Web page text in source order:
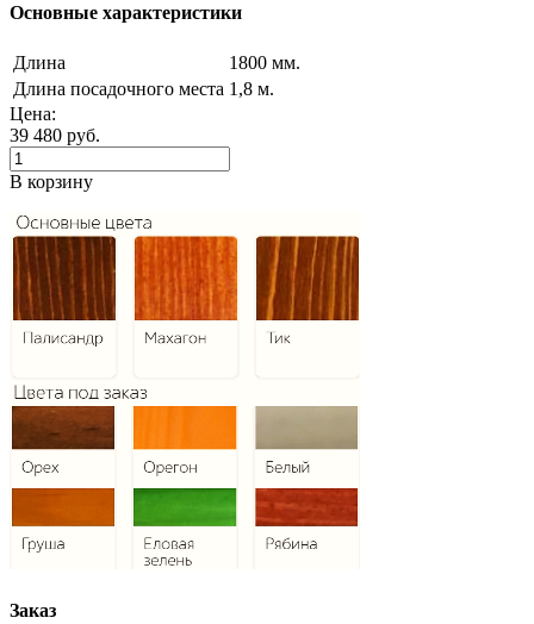
Основные характеристики
Длина
1800 мм.
Длина посадочного места 1,8 м.
Цена:
39 480 руб.
В корзину
Заказ